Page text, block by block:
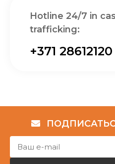
Hotline 24/7 in
trafficking:
+371 28612120